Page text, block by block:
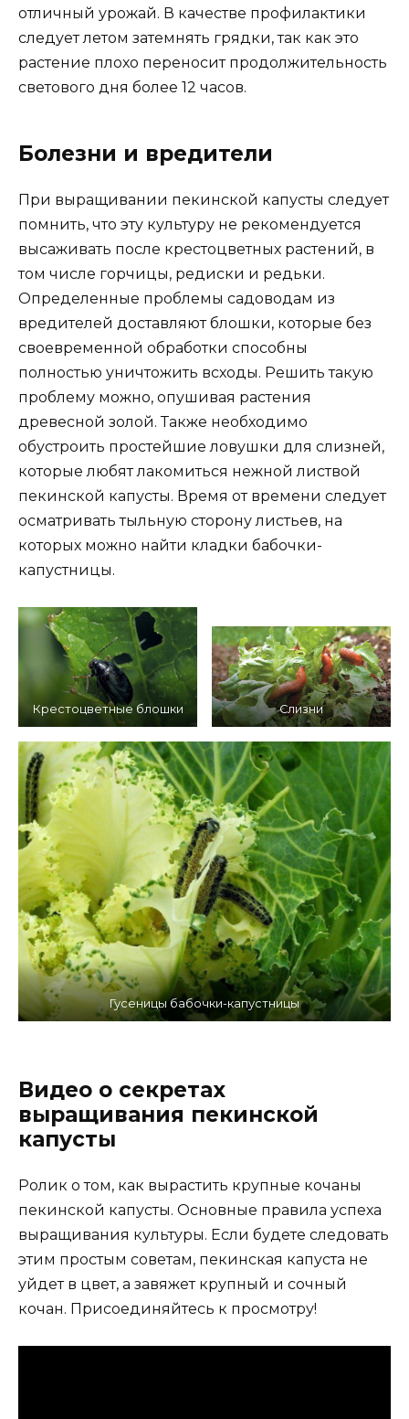
отличный урожай. В качестве профилактики
следует летом затемнять грядки, так как это
растение плохо переносит продолжительность
светового дня более 12 часов.
Болезни и вредители
При выращивании пекинской капусты следует
помнить, что эту культуру не рекомендуется
высаживать после крестоцветных растений, в
том числе горчицы, редиски и редьки.
Определенные проблемы садоводам из
вредителей доставляют блошки, которые без
своевременной обработки способны
полностью уничтожить всходы. Решить такую
проблему можно, опушивая растения
древесной золой. Также необходимо
обустроить простейшие ловушки для слизней,
которые любят лакомиться нежной листвой
пекинской капусты. Время от времени следует
осматривать тыльную сторону листьев, на
которых можно найти кладки бабочки-
капустницы.
Крестоцветные блошки Слизни
Гусеницы бабочки-капустницы
Видео о секретах
выращивания пекинской
капусты
Ролик о том, как вырастить крупные кочаны
пекинской капусты. Основные правила успеха
выращивания культуры. Если будете следовать
этим простым советам, пекинская капуста не
уйдет в цвет, а завяжет крупный и сочный
кочан. Присоединяйтесь к просмотру!